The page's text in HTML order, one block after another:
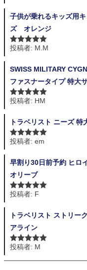
子供が乗れるキッズ用
ズ オレンジ
5段階中 5の
投稿者: M.M
SWISS MILITARY
ファスナータイプ 特大
5段階中 5の
投稿者: HM
トラベリスト ニーズ 特
5段階中 5の
投稿者: em
早割り30日前予約 ヒロ
オリーブ
5段階中 5の
投稿者: F
トラベリスト ストリー
アライン
5段階中 5の
投稿者: M